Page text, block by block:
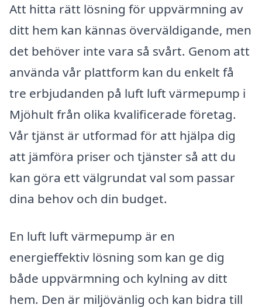
Att hitta rätt lösning för uppvärmning av
ditt hem kan kännas överväldigande, men
det behöver inte vara så svårt. Genom att
använda vår plattform kan du enkelt få
tre erbjudanden på luft luft värmepump i
Mjöhult från olika kvalificerade företag.
Vår tjänst är utformad för att hjälpa dig
att jämföra priser och tjänster så att du
kan göra ett välgrundat val som passar
dina behov och din budget.
En luft luft värmepump är en
energieffektiv lösning som kan ge dig
både uppvärmning och kylning av ditt
hem. Den är miljövänlig och kan bidra till